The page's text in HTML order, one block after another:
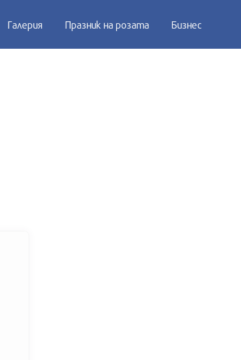
Галерия Празник на розата Бизнес